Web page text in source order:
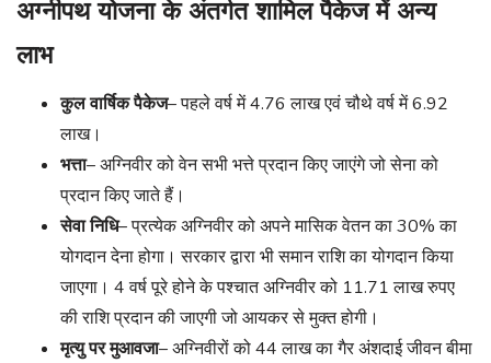
अग्नीपथ योजना के अंतर्गत शामिल पैकेज में अन्य
लाभ
कुल वार्षिक पैकेज– पहले वर्ष में 4.76 लाख एवं चौथे वर्ष में 6.92
लाख।
भत्ता– अग्निवीर को वेन सभी भत्ते प्रदान किए जाएंगे जो सेना को
प्रदान किए जाते हैं।
सेवा निधि– प्रत्येक अग्निवीर को अपने मासिक वेतन का 30% का
योगदान देना होगा। सरकार द्वारा भी समान राशि का योगदान किया
जाएगा। 4 वर्ष पूरे होने के पश्चात अग्निवीर को 11.71 लाख रुपए
की राशि प्रदान की जाएगी जो आयकर से मुक्त होगी।
मृत्यु पर मुआवजा– अग्निवीरों को 44 लाख का गैर अंशदाई जीवन बीमा